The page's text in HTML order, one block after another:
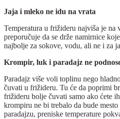
Jaja i mleko ne idu na vrata
Temperatura u frižideru najviša je na
preporučuje da se drže namirnice
najbolje za sokove, vodu, ali ne i za
Krompir, luk i paradajz ne
Paradajz više voli toplinu nego
čuvati u frižideru. Tu će da poprimi
frižideru bolje čuvati samo ako ćete
krompiru ne bi trebalo da bude
paradajzu, preniske temperature